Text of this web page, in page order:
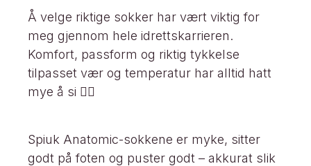
Å velge riktige sokker har vært viktig for
meg gjennom hele idrettskarrieren.
Komfort, passform og riktig tykkelse
tilpasset vær og temperatur har alltid hatt
mye å si 🚴‍♀️
Spiuk Anatomic-sokkene er myke, sitter
godt på foten og puster godt – akkurat slik